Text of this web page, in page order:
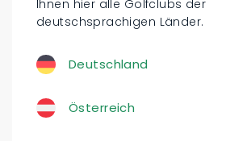
Ihnen hier alle Golfclubs der
deutschsprachigen Länder.
Deutschland
Österreich